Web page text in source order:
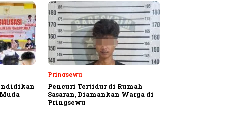
Pringsewu
Pencuri Tertidur di Rumah
Sasaran, Diamankan Warga di
Pringsewu